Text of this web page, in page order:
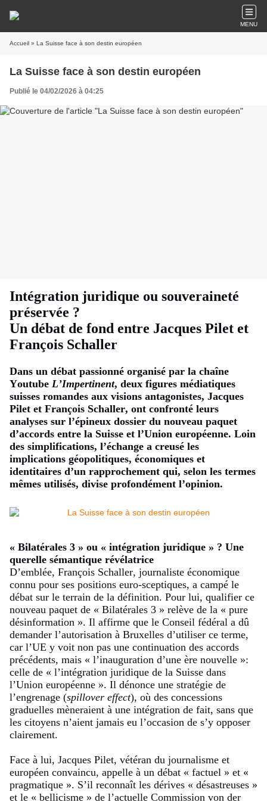
MENU
Accueil » La Suisse face à son destin européen
La Suisse face à son destin européen
Publié le 04/02/2026 à 04:25
Intégration juridique ou souveraineté
préservée ?
Un débat de fond entre Jacques Pilet et
François Schaller
Dans un débat passionné organisé par la chaîne
Youtube L’Impertinent, deux figures médiatiques
suisses romandes aux visions antagonistes, Jacques
Pilet et François Schaller, ont confronté leurs
analyses sur l’épineux dossier du nouveau paquet
d’accords entre la Suisse et l’Union européenne. Loin
des simplifications, l’échange a creusé les
implications géopolitiques, économiques et
identitaires d’un rapprochement qui, selon les termes
mêmes utilisés, divise profondément l’opinion.
« Bilatérales 3 » ou « intégration juridique » ? Une
querelle sémantique révélatrice
D’emblée, François Schaller, journaliste économique
connu pour ses positions euro-sceptiques, a campé le
débat sur le terrain de la définition. Pour lui, qualifier ce
nouveau paquet de « Bilatérales 3 » relève de la « pure
désinformation ». Il affirme que le Conseil fédéral a dû
demander l’autorisation à Bruxelles d’utiliser ce terme,
car l’UE y voit non pas une continuation des accords
précédents, mais « l’inauguration d’une ère nouvelle »:
celle de « l’intégration juridique de la Suisse dans
l’Union européenne ». Il dénonce une stratégie de
l’engrenage (spillover effect), où des concessions
graduelles mèneraient à une intégration de fait, sans que
les citoyens n’aient jamais eu l’occasion de s’y opposer
clairement.
Face à lui, Jacques Pilet, vétéran du journalisme et
européen convaincu, appelle à un débat « factuel » et «
pragmatique ». S’il reconnaît les dérives « désastreuses »
et le « bellicisme » de l’actuelle Commission von der